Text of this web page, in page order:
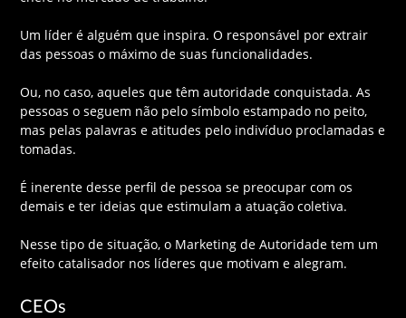
Um líder é alguém que inspira. O responsável por extrair
das pessoas o máximo de suas funcionalidades.
Ou, no caso, aqueles que têm autoridade conquistada. As
pessoas o seguem não pelo símbolo estampado no peito,
mas pelas palavras e atitudes pelo indivíduo proclamadas e
tomadas.
É inerente desse perfil de pessoa se preocupar com os
demais e ter ideias que estimulam a atuação coletiva.
Nesse tipo de situação, o Marketing de Autoridade tem um
efeito catalisador nos líderes que motivam e alegram.
CEOs